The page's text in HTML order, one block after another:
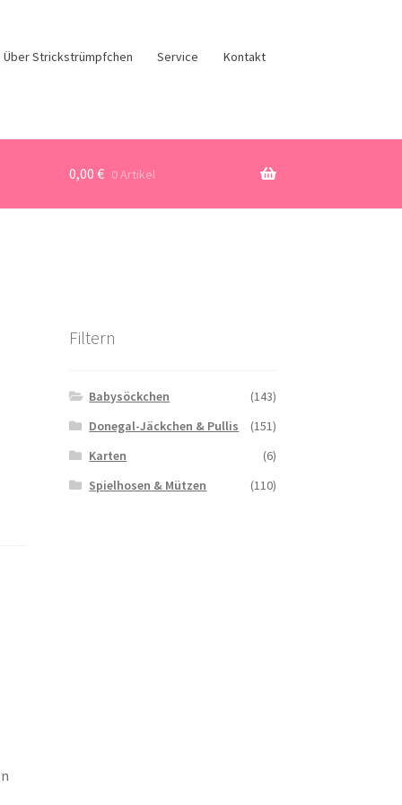
Über Strickstrümpfchen Service Kontakt
0,00 € 0 Artikel
Filtern
Babysöckchen
(143)
Donegal-Jäckchen & Pullis
(151)
Karten
(6)
Spielhosen & Mützen
(110)